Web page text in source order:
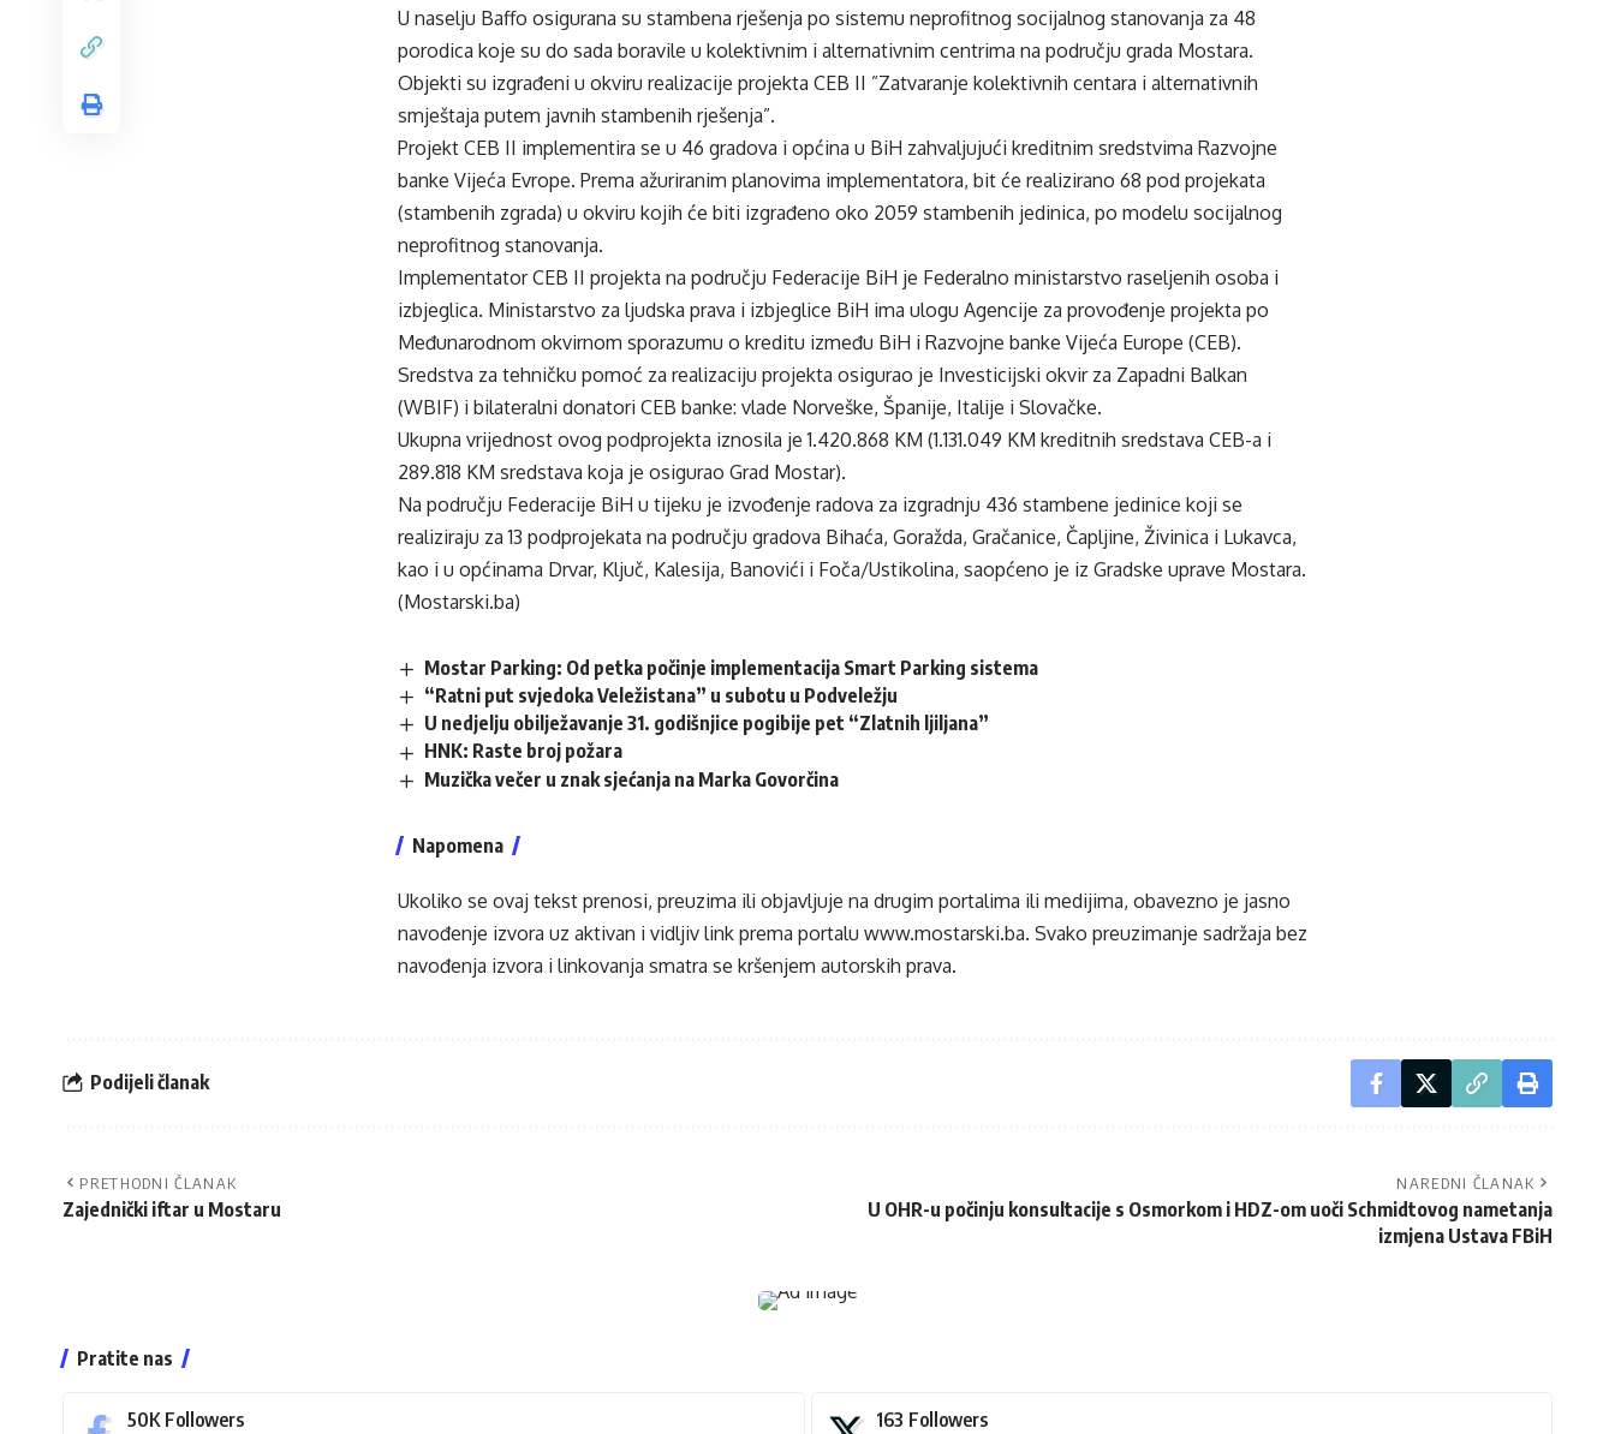
U naselju Baffo osigurana su stambena rješenja po sistemu neprofitnog socijalnog stanovanja za 48
porodica koje su do sada boravile u kolektivnim i alternativnim centrima na području grada Mostara.
Objekti su izgrađeni u okviru realizacije projekta CEB II ”Zatvaranje kolektivnih centara i alternativnih
smještaja putem javnih stambenih rješenja”.
Projekt CEB II implementira se u 46 gradova i općina u BiH zahvaljujući kreditnim sredstvima Razvojne
banke Vijeća Evrope. Prema ažuriranim planovima implementatora, bit će realizirano 68 pod projekata
(stambenih zgrada) u okviru kojih će biti izgrađeno oko 2059 stambenih jedinica, po modelu socijalnog
neprofitnog stanovanja.
Implementator CEB II projekta na području Federacije BiH je Federalno ministarstvo raseljenih osoba i
izbjeglica. Ministarstvo za ljudska prava i izbjeglice BiH ima ulogu Agencije za provođenje projekta po
Međunarodnom okvirnom sporazumu o kreditu između BiH i Razvojne banke Vijeća Europe (CEB).
Sredstva za tehničku pomoć za realizaciju projekta osigurao je Investicijski okvir za Zapadni Balkan
(WBIF) i bilateralni donatori CEB banke: vlade Norveške, Španije, Italije i Slovačke.
Ukupna vrijednost ovog podprojekta iznosila je 1.420.868 KM (1.131.049 KM kreditnih sredstava CEB-a i
289.818 KM sredstava koja je osigurao Grad Mostar).
Na području Federacije BiH u tijeku je izvođenje radova za izgradnju 436 stambene jedinice koji se
realiziraju za 13 podprojekata na području gradova Bihaća, Goražda, Gračanice, Čapljine, Živinica i Lukavca,
kao i u općinama Drvar, Ključ, Kalesija, Banovići i Foča/Ustikolina, saopćeno je iz Gradske uprave Mostara.
(Mostarski.ba)
Mostar Parking: Od petka počinje implementacija Smart Parking sistema
“Ratni put svjedoka Veležistana” u subotu u Podveležju
U nedjelju obilježavanje 31. godišnjice pogibije pet “Zlatnih ljiljana”
HNK: Raste broj požara
Muzička večer u znak sjećanja na Marka Govorčina
Napomena
Ukoliko se ovaj tekst prenosi, preuzima ili objavljuje na drugim portalima ili medijima, obavezno je jasno
navođenje izvora uz aktivan i vidljiv link prema portalu www.mostarski.ba. Svako preuzimanje sadržaja bez
navođenja izvora i linkovanja smatra se kršenjem autorskih prava.
Podijeli članak
PRETHODNI ČLANAK
Zajednički iftar u Mostaru
NAREDNI ČLANAK
U OHR-u počinju konsultacije s Osmorkom i HDZ-om uoči Schmidtovog nametanja
izmjena Ustava FBiH
Pratite nas
50K Followers 163 Followers